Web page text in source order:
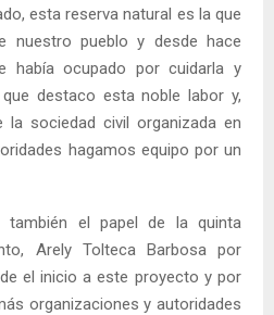
esta reserva natural es la que
nuestro pueblo y desde hace
había ocupado por cuidarla y
destaco esta noble labor y,
la sociedad civil organizada en
hagamos equipo por un
también el papel de la quinta
Arely Tolteca Barbosa por
el inicio a este proyecto y por
organizaciones y autoridades